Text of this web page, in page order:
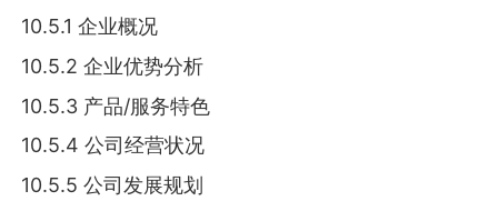
10.5.1 企业概况
10.5.2 企业优势分析
10.5.3 产品/服务特色
10.5.4 公司经营状况
10.5.5 公司发展规划